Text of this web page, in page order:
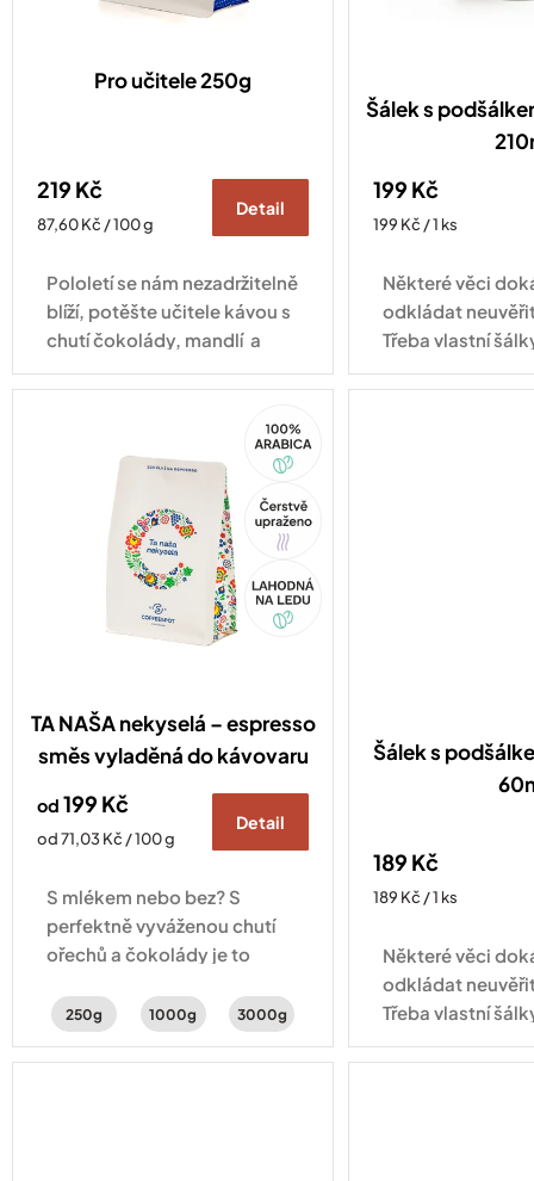
Pro učitele 250g
219 Kč
Měrná
87,60 Kč / 100 g
Detail
Pololetí se nám nezadržitelně
blíží, potěšte učitele kávou s
chutí čokolády, mandlí a
sušeného ovoce.
Šálek s
199 Kč
Měrná
199 Kč / 1 ks
Některé věci
odkládat
Třeba vlastní
tady! Některé
trochu víc
Tip
Arabica
TA NAŠA nekyselá – espresso
směs vyladěná do kávovaru
od 199 Kč
Měrná
od 71,03 Kč / 100 g
Detail
S mlékem nebo bez? S
perfektně vyváženou chutí
ořechů a čokolády je to
stejně.
250g 1000g 3000g
Šálek s
189 Kč
Měrná
189 Kč / 1 ks
Některé věci
odkládat
Třeba vlastní
tady! Šálek na
objemu 60 ml se